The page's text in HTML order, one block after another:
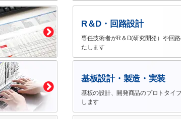
R＆D・回路設計
専任技術者がR＆D(研究開発）や回
たします
基板設計・製造・実装
基板の設計、開発商品のプロトタイ
します